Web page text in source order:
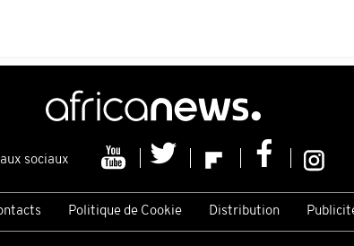
sociaux
Politique de Cookie Distribution